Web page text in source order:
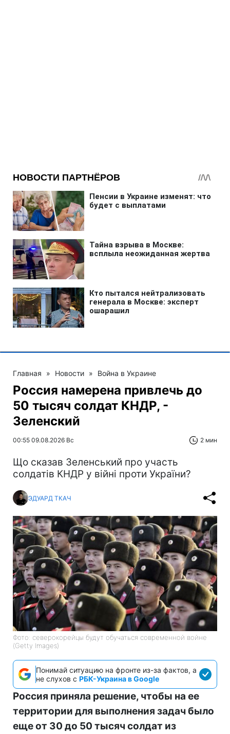
Главная » Новости » Война в Украине
Россия намерена привлечь до
50 тысяч солдат КНДР, -
Зеленский
00:55 09.08.2026 Вс 2 мин
Що сказав Зеленський про участь
солдатів КНДР у війні проти України?
ЭДУАРД ТКАЧ
Фото: северокорейцы будут обучаться современной войне
(Getty Images)
Понимай ситуацию на фронте из-за фактов, а
не слухов с РБК-Украина в Google
Россия приняла решение, чтобы на ее
территории для выполнения задач было
еще от 30 до 50 тысяч солдат из